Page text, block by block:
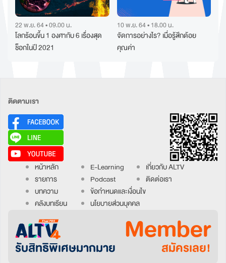
22 พ.ย. 64 • 09.00 น.
โลกร้อนขึ้น 1 องศากับ 6 เรื่องสุด
ช็อกในปี 2021
10 พ.ย. 64 • 18.00 น.
จัดการอย่างไร? เมื่อรู้สึกด้อย
คุณค่า
ติดตามเรา
หน้าหลัก
รายการ
บทความ
คลังบทเรียน
E-Learning
Podcast
ข้อกำหนดและเงื่อนไข
นโยบายส่วนบุคคล
เกี่ยวกับ ALTV
ติดต่อเรา
Member
รับสิทธิพิเศษมากมาย สมัครเลย!